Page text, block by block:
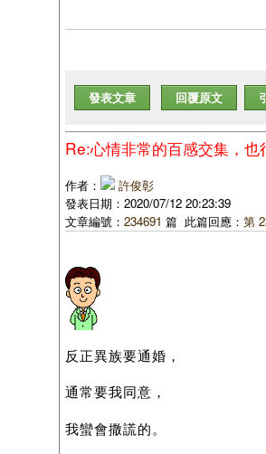
發表文章 回覆原文
Re:心情非常的百感交集，也
作者：
許俊彰
發表日期：2020/07/12 20:23:39
文章編號： 234691 篇 此篇回應： 第
反正異族要通婚，
通常要我同意，
我蠻會撒謊的。